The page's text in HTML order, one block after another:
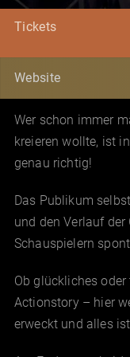
Tickets
Website
Wer schon immer
kreieren wollte, ist
genau richtig!
Das Publikum
und den Verlauf der
Schauspielern
Ob glückliches
Actionstory – hier
erweckt und alles